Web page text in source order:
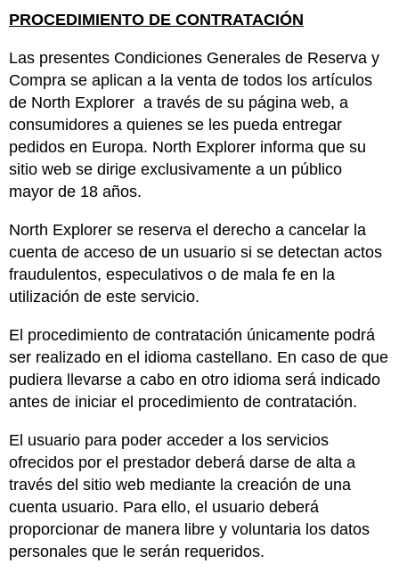
PROCEDIMIENTO DE CONTRATACIÓN
Las presentes Condiciones Generales de Reserva y
Compra se aplican a la venta de todos los artículos
de North Explorer a través de su página web, a
consumidores a quienes se les pueda entregar
pedidos en Europa. North Explorer informa que su
sitio web se dirige exclusivamente a un público
mayor de 18 años.
North Explorer se reserva el derecho a cancelar la
cuenta de acceso de un usuario si se detectan actos
fraudulentos, especulativos o de mala fe en la
utilización de este servicio.
El procedimiento de contratación únicamente podrá
ser realizado en el idioma castellano. En caso de que
pudiera llevarse a cabo en otro idioma será indicado
antes de iniciar el procedimiento de contratación.
El usuario para poder acceder a los servicios
ofrecidos por el prestador deberá darse de alta a
través del sitio web mediante la creación de una
cuenta usuario. Para ello, el usuario deberá
proporcionar de manera libre y voluntaria los datos
personales que le serán requeridos.